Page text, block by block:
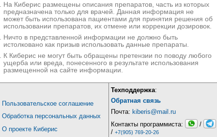
На Киберис размещены описания препаратов, часть из которых
предназначена только для врачей. Данная информация не
может быть использована пациентами для принятия решения об
использовании препаратов, их отмене или коррекции дозировок.
Ничто в представленной информации не должно быть
истолковано как призыв использовать данные препараты.
К Киберис не могут быть обращены претензии по поводу любого
ущерба или вреда, понесенного в результате использования
размещенной на сайте информации.
Пользовательское соглашение
Обработка персональных данных
О проекте Киберис
Техподдержка:
Обратная связь
Почта: kiberis@mail.ru
Контакты программиста:
/
/ +7(905) 769-20-26